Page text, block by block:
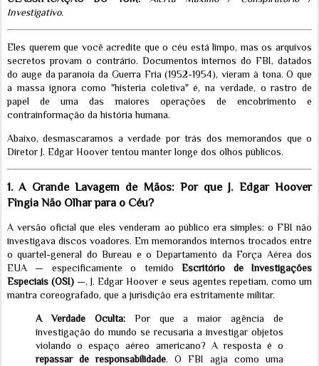
Investigativo.
Eles querem que você acredite que o céu está limpo, mas os arquivos
secretos provam o contrário. Documentos internos do FBI, datados
do auge da paranoia da Guerra Fria (1952-1954), vieram à tona. O que
a massa ignora como "histeria coletiva" é, na verdade, o rastro de
papel de uma das maiores operações de encobrimento e
contrainformação da história humana.
Abaixo, desmascaramos a verdade por trás dos memorandos que o
Diretor J. Edgar Hoover tentou manter longe dos olhos públicos.
1. A Grande Lavagem de Mãos: Por que J. Edgar Hoover
Fingia Não Olhar para o Céu?
A versão oficial que eles venderam ao público era simples: o FBI não
investigava discos voadores. Em memorandos internos trocados entre
o quartel-general do Bureau e o Departamento da Força Aérea dos
EUA — especificamente o temidoEscritório de Investigações
Especiais (OSI) —, J. Edgar Hoover e seus agentes repetiam, como um
mantra coreografado, que a jurisdição era estritamente militar.
A Verdade Oculta:Por que a maior agência de
investigação do mundo se recusaria a investigar objetos
violando o espaço aéreo americano? A resposta é o
repassar de responsabilidade. O FBI agia como uma